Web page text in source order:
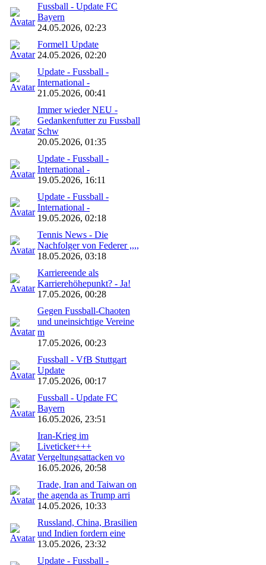
Fussball - Update FC
Bayern
24.05.2026, 02:23
Formel1 Update
24.05.2026, 02:20
Update - Fussball -
International -
21.05.2026, 00:41
Immer wieder NEU -
Gedankenfutter zu Fussball
Schw
20.05.2026, 01:35
Update - Fussball -
International -
19.05.2026, 16:11
Update - Fussball -
International -
19.05.2026, 02:18
Tennis News - Die
Nachfolger von Federer ,,,,
18.05.2026, 03:18
Karriereende als
Karrierehöhepunkt? - Ja!
17.05.2026, 00:28
Gegen Fussball-Chaoten
und uneinsichtige Vereine
m
17.05.2026, 00:23
Fussball - VfB Stuttgart
Update
17.05.2026, 00:17
Fussball - Update FC
Bayern
16.05.2026, 23:51
Iran-Krieg im
Liveticker+++
Vergeltungsattacken vo
16.05.2026, 20:58
Trade, Iran and Taiwan on
the agenda as Trump arri
14.05.2026, 10:33
Russland, China, Brasilien
und Indien fordern eine
13.05.2026, 23:32
Update - Fussball -